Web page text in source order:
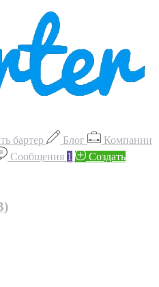
бартер Блог
Компании
Сообщения 1
Создать